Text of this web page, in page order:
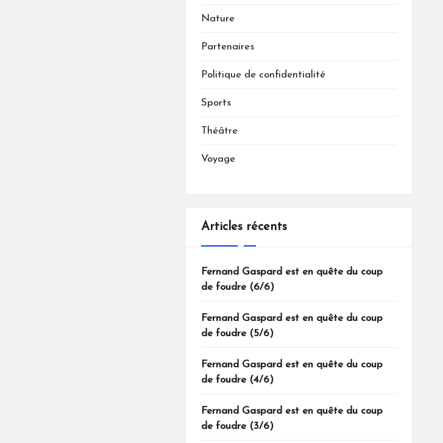
Nature
Partenaires
Politique de confidentialité
Sports
Théâtre
Voyage
Articles récents
Fernand Gaspard est en quête du coup
de foudre (6/6)
Fernand Gaspard est en quête du coup
de foudre (5/6)
Fernand Gaspard est en quête du coup
de foudre (4/6)
Fernand Gaspard est en quête du coup
de foudre (3/6)